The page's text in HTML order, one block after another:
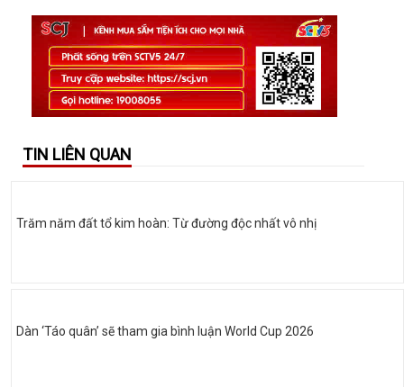
TIN LIÊN QUAN
Trăm năm đất tổ kim hoàn: Từ đường độc nhất vô nhị
Dàn ‘Táo quân’ sẽ tham gia bình luận World Cup 2026